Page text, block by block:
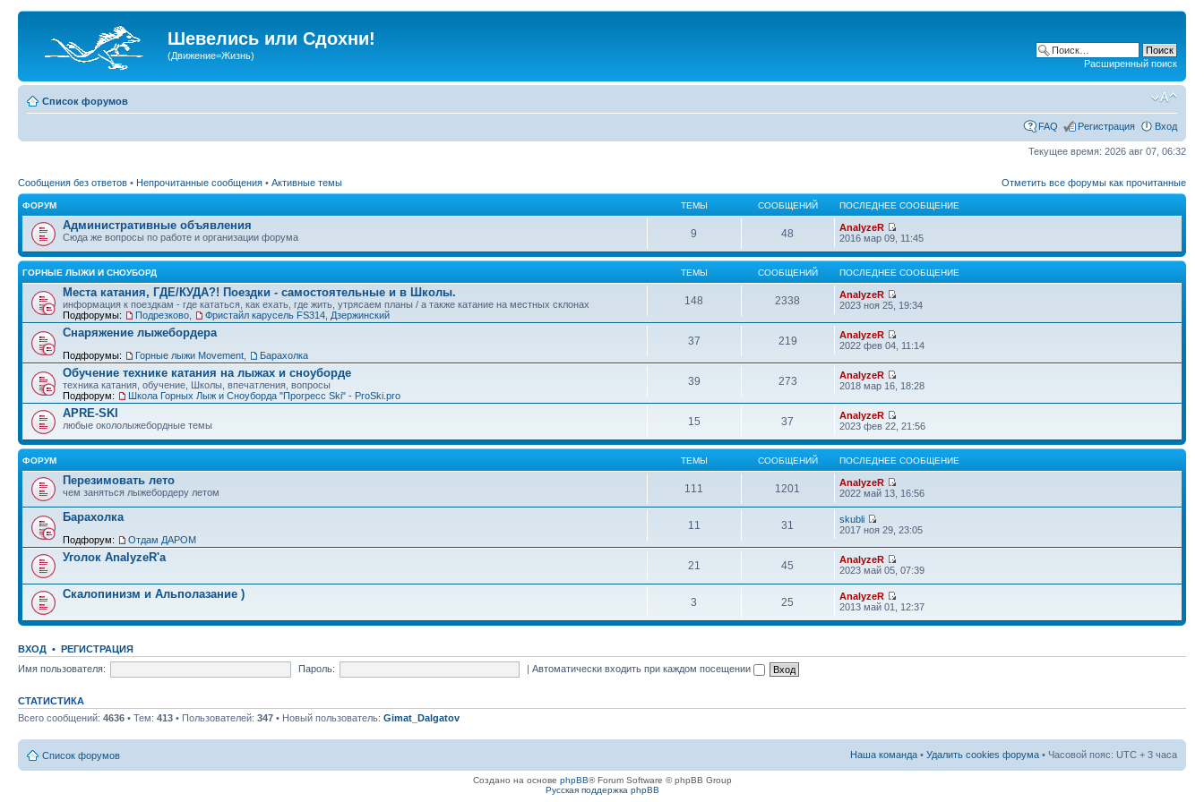
Шевелись или Сдохни!
(Движение=Жизнь)
Расширенный поиск
Список форумов
FAQ Регистрация Вход
Текущее время: 2026 авг 07, 06:32
Сообщения без ответов • Непрочитанные сообщения • Активные темы Отметить все форумы как прочитанные
ФОРУМ ТЕМЫ СООБЩЕНИЙ ПОСЛЕДНЕЕ СООБЩЕНИЕ
Административные объявления
Сюда же вопросы по работе и организации форума 9 48
AnalyzeR
2016 мар 09, 11:45
ГОРНЫЕ ЛЫЖИ И СНОУБОРД ТЕМЫ СООБЩЕНИЙ ПОСЛЕДНЕЕ СООБЩЕНИЕ
Места катания, ГДЕ/КУДА?! Поездки - самостоятельные и в Школы.
информация к поездкам - где кататься, как ехать, где жить, утрясаем планы / а также катание на местных склонах
Подфорумы:
Подрезково Фристайл карусель FS314, Дзержинский
148 2338
AnalyzeR
2023 ноя 25, 19:34
Снаряжение лыжебордера
Подфорумы: Горные лыжи Movement Барахолка
37 219
AnalyzeR
2022 фев 04, 11:14
Обучение технике катания на лыжах и сноуборде
техника катания, обучение, Школы, впечатления, вопросы
Подфорум:
Школа Горных Лыж и Сноуборда "Прогресс Ski" - ProSki.pro
39 273
AnalyzeR
2018 мар 16, 18:28
APRE-SKI
любые окололыжебордные темы 15 37
AnalyzeR
2023 фев 22, 21:56
ФОРУМ ТЕМЫ СООБЩЕНИЙ ПОСЛЕДНЕЕ СООБЩЕНИЕ
Перезимовать лето
чем заняться лыжебордеру летом 111 1201
AnalyzeR
2022 май 13, 16:56
Барахолка
Подфорум: Отдам ДАРОМ
11 31
skubli
2017 ноя 29, 23:05
Уголок AnalyzeR'а
21 45
AnalyzeR
2023 май 05, 07:39
Скалопинизм и Альполазание )
3 25
AnalyzeR
2013 май 01, 12:37
ВХОД • РЕГИСТРАЦИЯ
Имя пользователя:
Пароль: |Автоматически входить при каждом посещении
СТАТИСТИКА
Всего сообщений: 4636 • Тем: 413 • Пользователей: 347 • Новый пользователь: Gimat_Dalgatov
Список форумов Наша команда • Удалить cookies форума • Часовой пояс: UTC + 3 часа
Создано на основе phpBB® Forum Software © phpBB Group
Русская поддержка phpBB